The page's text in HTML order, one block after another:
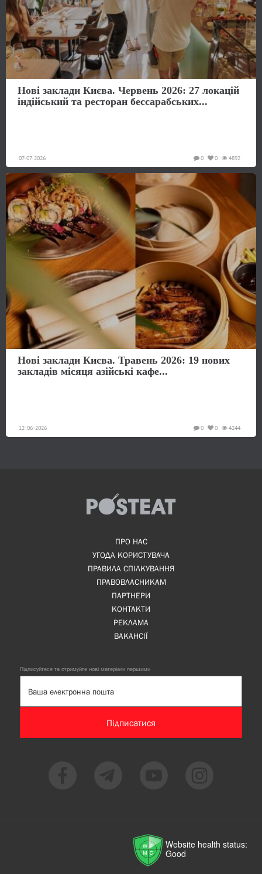
Нові заклади Києва. Червень 2026: 27 локацій
індійський та ресторан бессарабських...
07-07-2026 4892
0
0
Нові заклади Києва. Травень 2026: 19 нових
закладів місяця азійські кафе...
12-06-2026 4244
0
0
ПРО НАС
УГОДА КОРИСТУВАЧА
ПРАВИЛА СПІЛКУВАННЯ
ПРАВОВЛАСНИКАМ
ПАРТНЕРИ
КОНТАКТИ
РЕКЛАМА
ВАКАНСІЇ
Підписуйтеся та отримуйте нові матеріали першими
Підписатися
Website health status:
Good